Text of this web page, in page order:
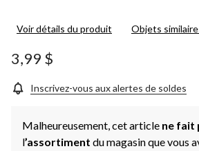
Voir détails du produit Objets
3,99 $
Inscrivez-vous aux alertes de soldes
Malheureusement, cet article ne fait
l’assortiment du magasin que vous